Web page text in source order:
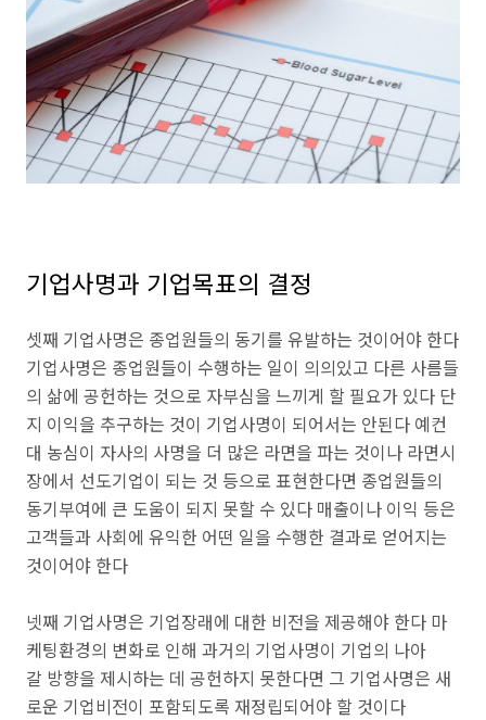
기업사명과 기업목표의 결정
셋째 기업사명은 종업원들의 동기를 유발하는 것이어야 한다
기업사명은 종업원들이 수행하는 일이 의의있고 다른 사름들
의 삶에 공헌하는 것으로 자부심을 느끼게 할 필요가 있다 단
지 이익을 추구하는 것이 기업사명이 되어서는 안된다 예컨
대 농심이 자사의 사명을 더 많은 라면을 파는 것이나 라면시
장에서 선도기업이 되는 것 등으로 표현한다면 종업원들의
동기부여에 큰 도움이 되지 못할 수 있다 매출이나 이익 등은
고객들과 사회에 유익한 어떤 일을 수행한 결과로 얻어지는
것이어야 한다
넷째 기업사명은 기업장래에 대한 비전을 제공해야 한다 마
케팅환경의 변화로 인해 과거의 기업사명이 기업의 나아
갈 방향을 제시하는 데 공헌하지 못한다면 그 기업사명은 새
로운 기업비전이 포함되도록 재정립되어야 할 것이다